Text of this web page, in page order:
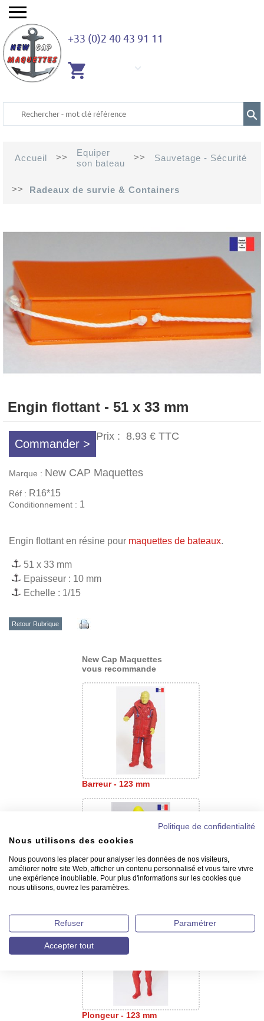
+33 (0)2 40 43 91 11
Accueil >>
Equiper
son bateau
>> Sauvetage - Sécurité
>> Radeaux de survie & Containers
Engin flottant - 51 x 33 mm
Commander >
Prix : 8.93 € TTC
Marque : New CAP Maquettes
Réf : R16*15
Conditionnement : 1
Engin flottant en résine pour maquettes de bateaux.
51 x 33 mm
Epaisseur : 10 mm
Echelle : 1/15
Retour Rubrique
New Cap Maquettes
vous recommande
Barreur - 123 mm
Plongeur - 123 mm
Politique de confidentialité
Nous utilisons des cookies
Nous pouvons les placer pour analyser les données de nos visiteurs,
améliorer notre site Web, afficher un contenu personnalisé et vous faire vivre
une expérience inoubliable. Pour plus d'informations sur les cookies que
nous utilisons, ouvrez les paramètres.
Refuser Paramétrer
Accepter tout